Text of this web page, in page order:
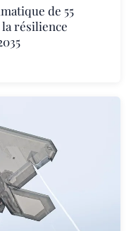
de 55
résilience